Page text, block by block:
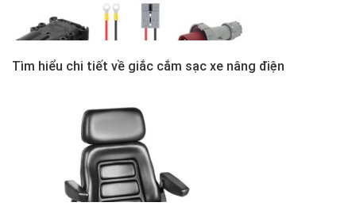
Tìm hiểu chi tiết về giắc cắm sạc xe nâng điện